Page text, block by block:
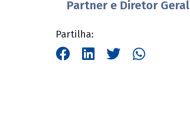
Partner e Diretor Geral
Partilha: